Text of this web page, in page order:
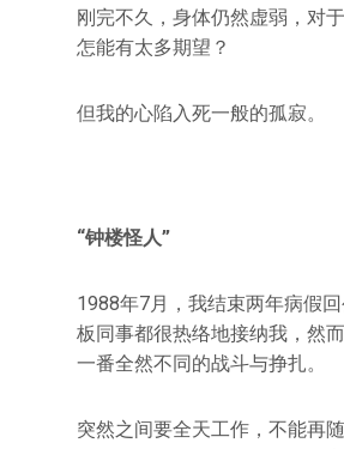
刚完不久，身体仍然虚弱，对
怎能有太多期望？
但我的心陷入死一般的孤寂。
“钟楼怪人”
1988年7月，我结束两年病假
板同事都很热络地接纳我，然
一番全然不同的战斗与挣扎。
突然之间要全天工作，不能再